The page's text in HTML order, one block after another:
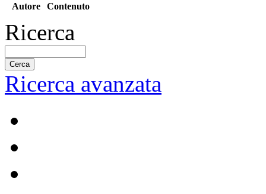
Autore Contenuto
Ricerca
Ricerca avanzata